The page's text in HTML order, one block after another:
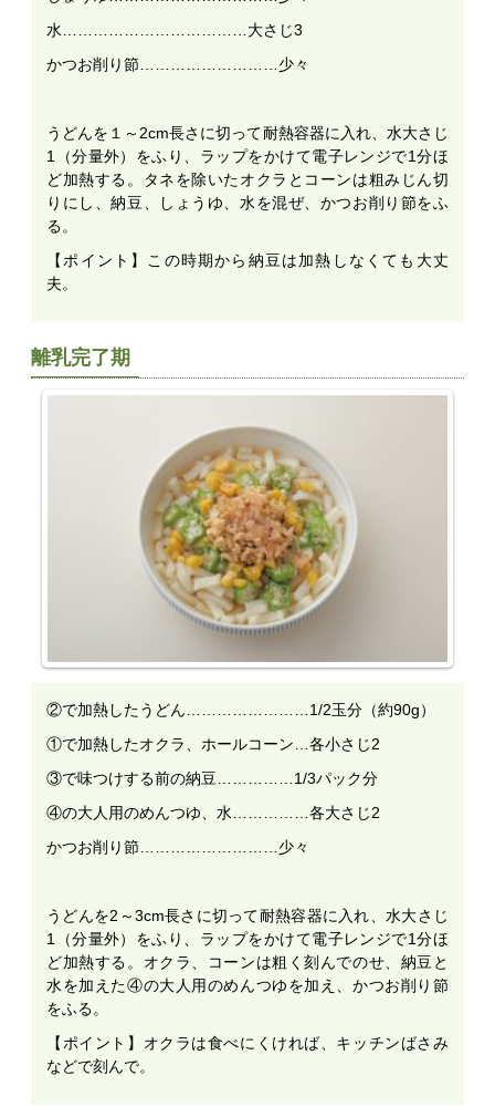
水………………………………大さじ3
かつお削り節………………………少々
うどんを１～2cm長さに切って耐熱容器に入れ、水大さじ
1（分量外）をふり、ラップをかけて電子レンジで1分ほ
ど加熱する。タネを除いたオクラとコーンは粗みじん切
りにし、納豆、しょうゆ、水を混ぜ、かつお削り節をふ
る。
【ポイント】この時期から納豆は加熱しなくても大丈
夫。
離乳完了期
②で加熱したうどん……………………1/2玉分（約90g）
①で加熱したオクラ、ホールコーン…各小さじ2
③で味つけする前の納豆……………1/3パック分
④の大人用のめんつゆ、水……………各大さじ2
かつお削り節………………………少々
うどんを2～3cm長さに切って耐熱容器に入れ、水大さじ
1（分量外）をふり、ラップをかけて電子レンジで1分ほ
ど加熱する。オクラ、コーンは粗く刻んでのせ、納豆と
水を加えた④の大人用のめんつゆを加え、かつお削り節
をふる。
【ポイント】オクラは食べにくければ、キッチンばさみ
などで刻んで。